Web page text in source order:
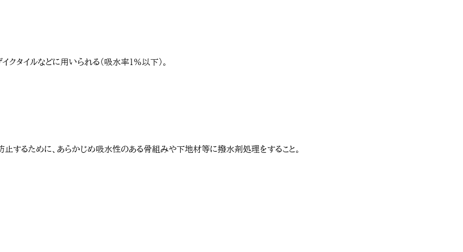
タイルなどに用いられる（吸水率1％以下）。
するために、あらかじめ吸水性のある骨組みや下地材等に撥水剤処理をすること。